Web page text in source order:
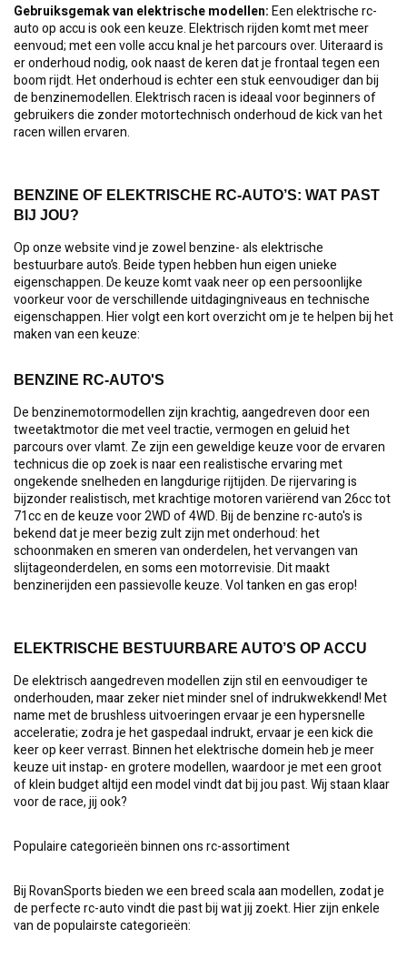
Gebruiksgemak van elektrische modellen:Een elektrische rc-
auto op accu is ook een keuze. Elektrisch rijden komt met meer
eenvoud; met een volle accu knal je het parcours over. Uiteraard is
er onderhoud nodig, ook naast de keren dat je frontaal tegen een
boom rijdt. Het onderhoud is echter een stuk eenvoudiger dan bij
de benzinemodellen. Elektrisch racen is ideaal voor beginners of
gebruikers die zonder motortechnisch onderhoud de kick van het
racen willen ervaren.
BENZINE OF ELEKTRISCHE RC-AUTO’S: WAT PAST
BIJ JOU?
Op onze website vind je zowel benzine- als elektrische
bestuurbare auto’s. Beide typen hebben hun eigen unieke
eigenschappen. De keuze komt vaak neer op een persoonlijke
voorkeur voor de verschillende uitdagingniveaus en technische
eigenschappen. Hier volgt een kort overzicht om je te helpen bij het
maken van een keuze:
BENZINE RC-AUTO'S
De benzinemotormodellen zijn krachtig, aangedreven door een
tweetaktmotor die met veel tractie, vermogen en geluid het
parcours over vlamt. Ze zijn een geweldige keuze voor de ervaren
technicus die op zoek is naar een realistische ervaring met
ongekende snelheden en langdurige rijtijden. De rijervaring is
bijzonder realistisch, met krachtige motoren variërend van 26cc tot
71cc en de keuze voor 2WD of 4WD. Bij de benzine rc-auto's is
bekend dat je meer bezig zult zijn met onderhoud: het
schoonmaken en smeren van onderdelen, het vervangen van
slijtageonderdelen, en soms een motorrevisie. Dit maakt
benzinerijden een passievolle keuze. Vol tanken en gas erop!
ELEKTRISCHE BESTUURBARE AUTO’S OP ACCU
De elektrisch aangedreven modellen zijn stil en eenvoudiger te
onderhouden, maar zeker niet minder snel of indrukwekkend! Met
name met de brushless uitvoeringen ervaar je een hypersnelle
acceleratie; zodra je het gaspedaal indrukt, ervaar je een kick die
keer op keer verrast. Binnen het elektrische domein heb je meer
keuze uit instap- en grotere modellen, waardoor je met een groot
of klein budget altijd een model vindt dat bij jou past. Wij staan klaar
voor de race, jij ook?
Populaire categorieën binnen ons rc-assortiment
Bij RovanSports bieden we een breed scala aan modellen, zodat je
de perfecte rc-auto vindt die past bij wat jij zoekt. Hier zijn enkele
van de populairste categorieën: